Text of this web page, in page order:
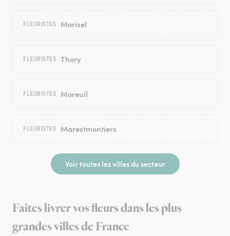
FLEURISTES Morisel
FLEURISTES Thory
FLEURISTES Moreuil
FLEURISTES Marestmontiers
Voir toutes les villes du secteur
Faites livrer vos fleurs dans les plus
grandes villes de France